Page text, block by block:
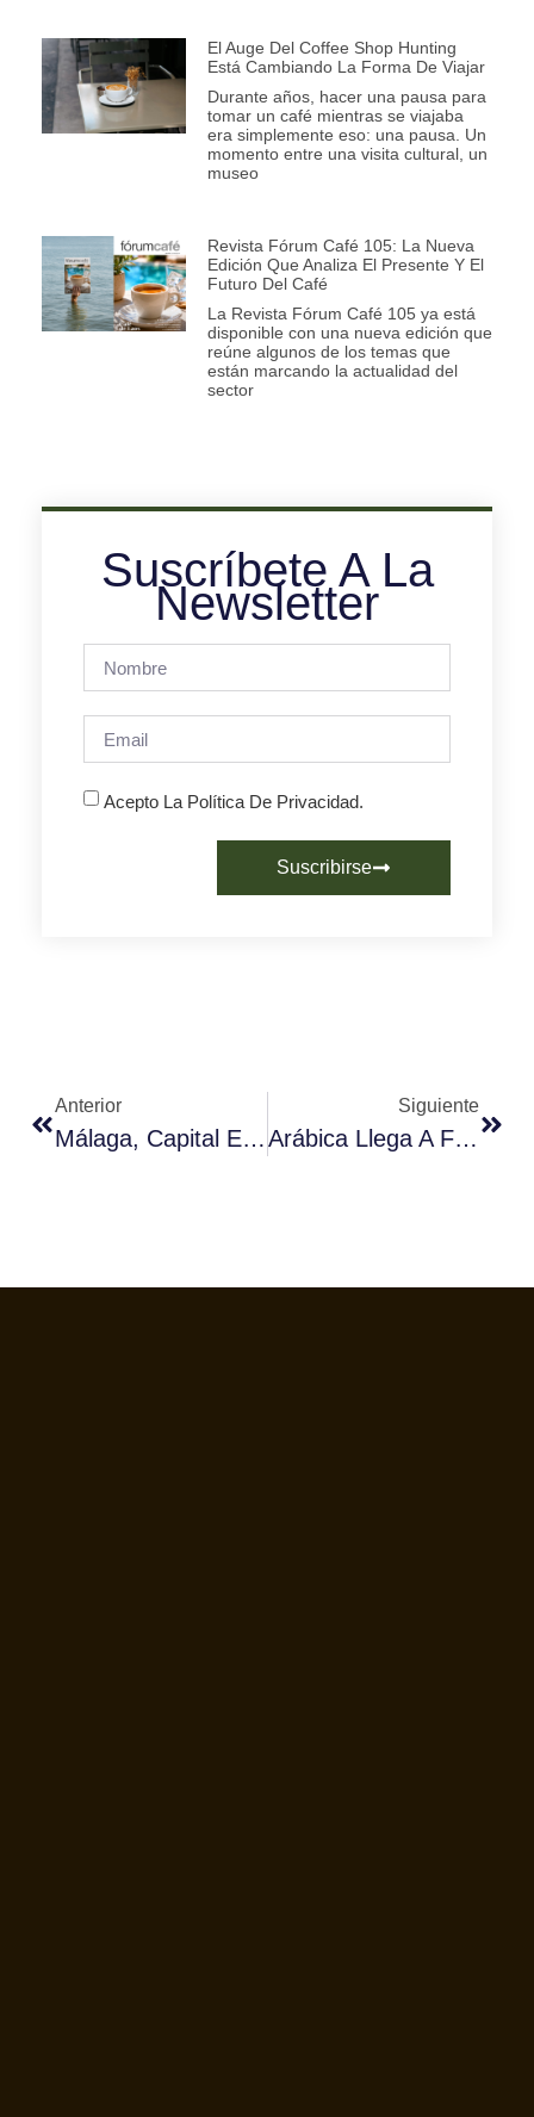
El Auge Del Coffee Shop Hunting
Está Cambiando La Forma De Viajar
Durante años, hacer una pausa para
tomar un café mientras se viajaba
era simplemente eso: una pausa. Un
momento entre una visita cultural, un
museo
Revista Fórum Café 105: La Nueva
Edición Que Analiza El Presente Y El
Futuro Del Café
La Revista Fórum Café 105 ya está
disponible con una nueva edición que
reúne algunos de los temas que
están marcando la actualidad del
sector
Suscríbete A La
Newsletter
Acepto La Política De Privacidad.
Suscribirse
Anterior
Málaga, Capital Española Del Café.
Siguiente
Arábica Llega A Fórum Café.